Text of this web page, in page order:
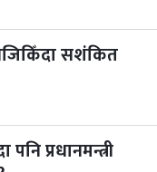
३ महिना बाँकी
सशंकित
प्रधानमन्त्री